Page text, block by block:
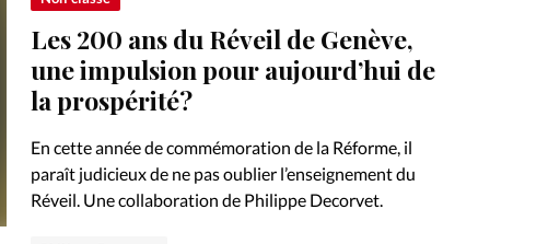
Foi
Opinions
La boutique
La rédaction
Les 200 ans du Réveil de Genève,
une impulsion pour aujourd’hui de
la prospérité?
En cette année de commémoration de la Réforme, il
paraît judicieux de ne pas oublier l’enseignement du
Réveil. Une collaboration de Philippe Decorvet.